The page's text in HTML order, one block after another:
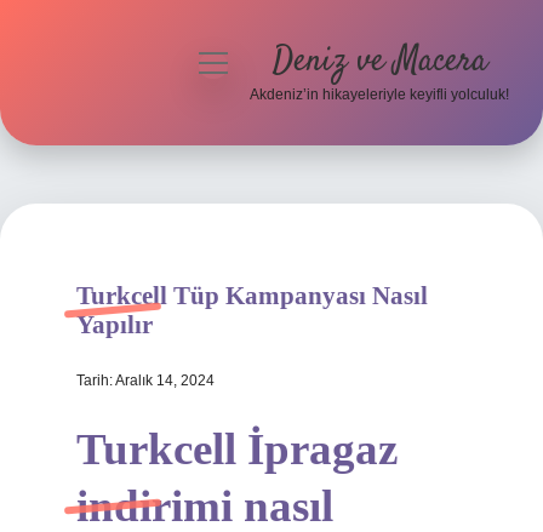
Hakkımızda
menüyü Deniz ve Macera
Akdeniz’in hikayeleriyle keyifli yolculuk!
Turkcell Tüp Kampanyası Nasıl
Yapılır
Tarih: Aralık 14, 2024
Turkcell İpragaz
indirimi nasıl